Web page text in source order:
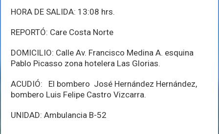
HORA DE SALIDA: 13:08 hrs.
REPORTÓ: Care Costa Norte
DOMICILIO: Calle Av. Francisco Medina A. esquina
Pablo Picasso zona hotelera Las Glorias.
ACUDIÓ: El bombero José Hernández Hernández,
bombero Luis Felipe Castro Vizcarra.
UNIDAD: Ambulancia B-52